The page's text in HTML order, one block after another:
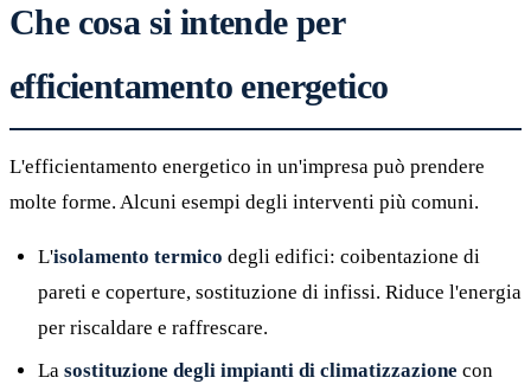
Che cosa si intende per
efficientamento energetico
L'efficientamento energetico in un'impresa può prendere
molte forme. Alcuni esempi degli interventi più comuni.
L'isolamento termico degli edifici: coibentazione di
pareti e coperture, sostituzione di infissi. Riduce l'energia
per riscaldare e raffrescare.
La sostituzione degli impianti di climatizzazione con